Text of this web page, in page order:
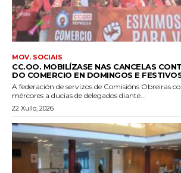
MOV. SOCIAIS
CC.OO. MOBILÍZASE NAS CANCELAS
DO COMERCIO EN DOMINGOS E
A federación de servizos de Comisións Obreiras
mércores a ducias de delegados diante...
22 Xullo, 2026